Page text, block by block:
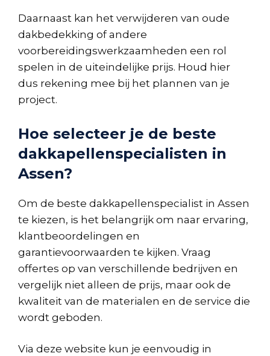
Daarnaast kan het verwijderen van oude
dakbedekking of andere
voorbereidingswerkzaamheden een rol
spelen in de uiteindelijke prijs. Houd hier
dus rekening mee bij het plannen van je
project.
Hoe selecteer je de beste
dakkapellenspecialisten in
Assen?
Om de beste dakkapellenspecialist in Assen
te kiezen, is het belangrijk om naar ervaring,
klantbeoordelingen en
garantievoorwaarden te kijken. Vraag
offertes op van verschillende bedrijven en
vergelijk niet alleen de prijs, maar ook de
kwaliteit van de materialen en de service die
wordt geboden.
Via deze website kun je eenvoudig in